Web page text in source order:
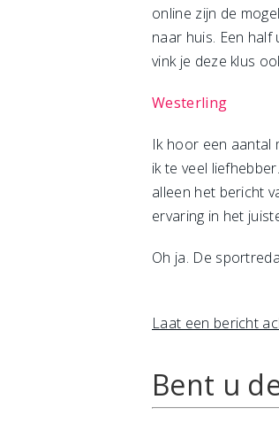
online zijn de
naar huis. Een
vink je deze klus
Westerling
Ik hoor een aantal
ik te veel
alleen het bericht
ervaring in het
Oh ja. De
Laat een bericht
Bent u